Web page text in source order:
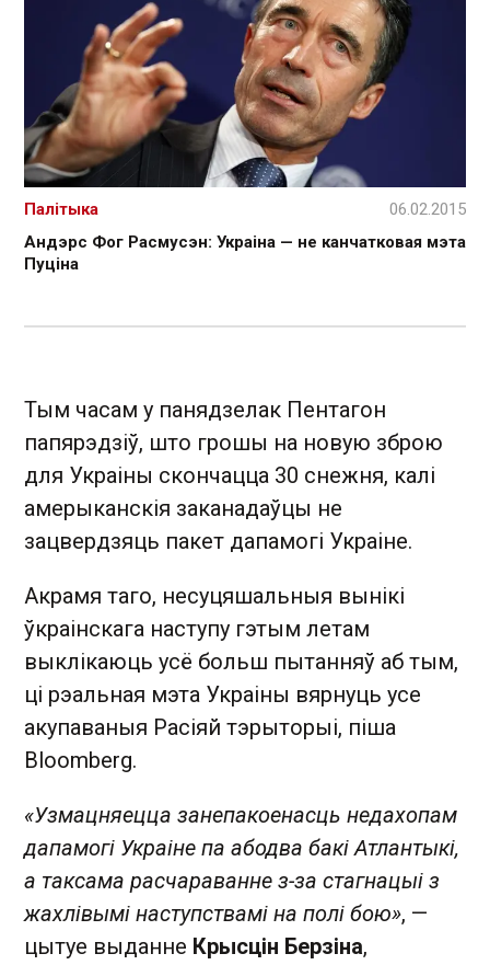
Андэрс Фог Расмусэн: Украіна — не канчатковая мэта
Пуціна
Палітыка 06.02.2015
Тым часам у панядзелак Пентагон
папярэдзіў, што грошы на новую зброю
для Украіны скончацца 30 снежня, калі
амерыканскія заканадаўцы не
зацвердзяць пакет дапамогі Украіне.
Акрамя таго, несуцяшальныя вынікі
ўкраінскага наступу гэтым летам
выклікаюць усё больш пытанняў аб тым,
ці рэальная мэта Украіны вярнуць усе
акупаваныя Расіяй тэрыторыі, піша
Bloomberg.
«Узмацняецца занепакоенасць недахопам
дапамогі Украіне па абодва бакі Атлантыкі,
а таксама расчараванне з-за стагнацыі з
жахлівымі наступствамі на полі бою», —
цытуе выданне Крысцін Берзіна,